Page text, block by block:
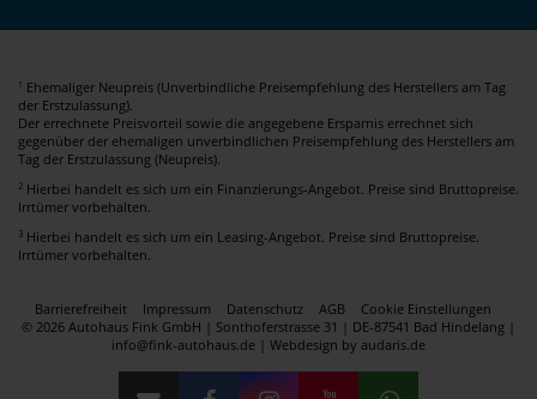
1 Ehemaliger Neupreis (Unverbindliche Preisempfehlung des Herstellers am Tag
der Erstzulassung).
Der errechnete Preisvorteil sowie die angegebene Ersparnis errechnet sich
gegenüber der ehemaligen unverbindlichen Preisempfehlung des Herstellers am
Tag der Erstzulassung (Neupreis).
2 Hierbei handelt es sich um ein Finanzierungs-Angebot. Preise sind Bruttopreise.
Irrtümer vorbehalten.
3 Hierbei handelt es sich um ein Leasing-Angebot. Preise sind Bruttopreise.
Irrtümer vorbehalten.
Barrierefreiheit Impressum Datenschutz AGB
Cookie Einstellungen
© 2026 Autohaus Fink GmbH | Sonthoferstrasse 31 | DE-87541 Bad Hindelang |
info@fink-autohaus.de | Webdesign by audaris.de